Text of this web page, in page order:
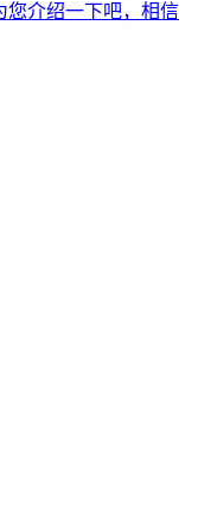
您介绍一下吧，相信